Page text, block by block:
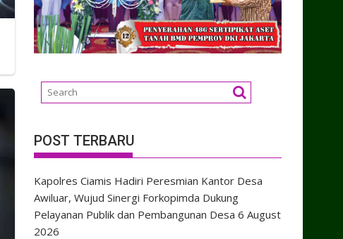
POST TERBARU
Kapolres Ciamis Hadiri Peresmian Kantor Desa
Awiluar, Wujud Sinergi Forkopimda Dukung
Pelayanan Publik dan Pembangunan Desa 6 August
2026